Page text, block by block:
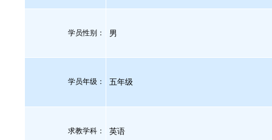
学员性别： 男
学员年级： 五年级
求教学科： 英语